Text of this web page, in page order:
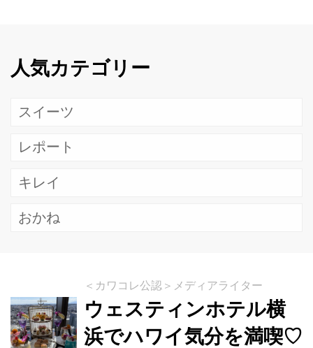
にした「チャイニーズ・サマー・アフ
人気カテゴリー
スイーツ
レポート
キレイ
おかね
＜カワコレ公認＞メディアライター
ウェスティンホテル横
浜でハワイ気分を満喫♡